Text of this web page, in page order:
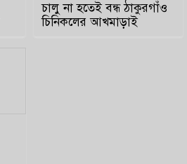
চালু না হতেই বন্ধ ঠাকুরগাঁও
চিনিকলের আখমাড়াই